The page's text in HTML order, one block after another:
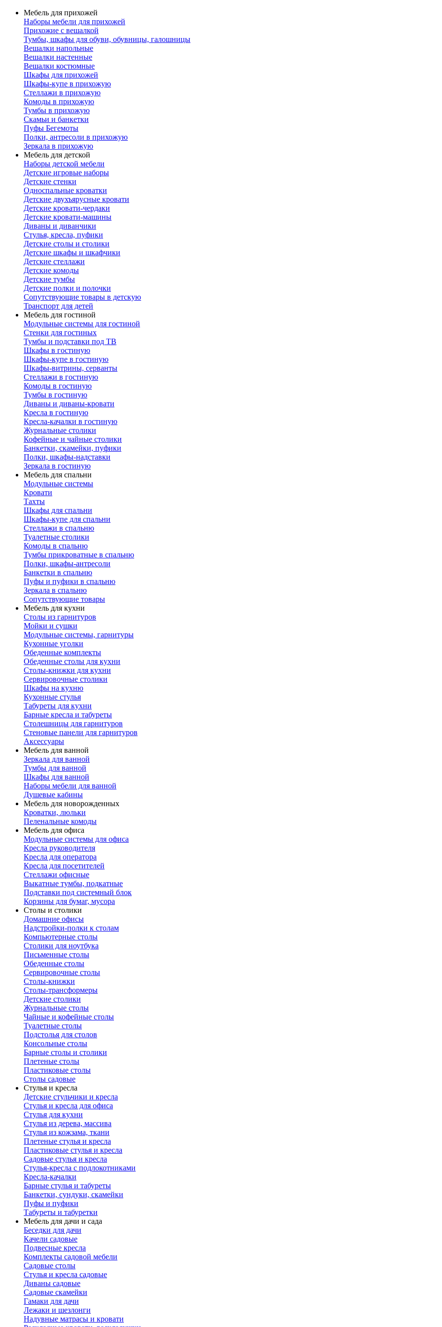
Мебель для прихожей
Наборы мебели для прихожей
Прихожие с вешалкой
Тумбы, шкафы для обуви, обувницы, галошницы
Вешалки напольные
Вешалки настенные
Вешалки костюмные
Шкафы для прихожей
Шкафы-купе в прихожую
Стеллажи в прихожую
Комоды в прихожую
Тумбы в прихожую
Скамьи и банкетки
Пуфы Бегемоты
Полки, антресоли в прихожую
Зеркала в прихожую
Мебель для детской
Наборы детской мебели
Детские игровые наборы
Детские стенки
Односпальные кроватки
Детские двухъярусные кровати
Детские кровати-чердаки
Детские кровати-машины
Диваны и диванчики
Стулья, кресла, пуфики
Детские столы и столики
Детские шкафы и шкафчики
Детские стеллажи
Детские комоды
Детские тумбы
Детские полки и полочки
Сопутствующие товары в детскую
Транспорт для детей
Мебель для гостиной
Модульные системы для гостиной
Стенки для гостиных
Тумбы и подставки под ТВ
Шкафы в гостиную
Шкафы-купе в гостиную
Шкафы-витрины, серванты
Стеллажи в гостиную
Комоды в гостиную
Тумбы в гостиную
Диваны и диваны-кровати
Кресла в гостиную
Кресла-качалки в гостиную
Журнальные столики
Кофейные и чайные столики
Банкетки, скамейки, пуфики
Полки, шкафы-надставки
Зеркала в гостиную
Мебель для спальни
Модульные системы
Кровати
Тахты
Шкафы для спальни
Шкафы-купе для спальни
Стеллажи в спальню
Туалетные столики
Комоды в спальню
Тумбы прикроватные в спальню
Полки, шкафы-антресоли
Банкетки в спальню
Пуфы и пуфики в спальню
Зеркала в спальню
Сопутствующие товары
Мебель для кухни
Столы из гарнитуров
Мойки и сушки
Модульные системы, гарнитуры
Кухонные уголки
Обеденные комплекты
Обеденные столы для кухни
Столы-книжки для кухни
Сервировочные столики
Шкафы на кухню
Кухонные стулья
Табуреты для кухни
Барные кресла и табуреты
Столешницы для гарнитуров
Стеновые панели для гарнитуров
Аксессуары
Мебель для ванной
Зеркала для ванной
Тумбы для ванной
Шкафы для ванной
Наборы мебели для ванной
Душевые кабины
Мебель для новорожденных
Кроватки, люльки
Пеленальные комоды
Мебель для офиса
Модульные системы для офиса
Кресла руководителя
Кресла для оператора
Кресла для посетителей
Стеллажи офисные
Выкатные тумбы, подкатные
Подставки под системный блок
Корзины для бумаг, мусора
Столы и столики
Домашние офисы
Надстройки-полки к столам
Компьютерные столы
Столики для ноутбука
Письменные столы
Обеденные столы
Сервировочные столы
Столы-книжки
Столы-трансформеры
Детские столики
Журнальные столы
Чайные и кофейные столы
Туалетные столы
Подстолья для столов
Консольные столы
Барные столы и столики
Плетеные столы
Пластиковые столы
Столы садовые
Стулья и кресла
Детские стульчики и кресла
Стулья и кресла для офиса
Стулья для кухни
Стулья из дерева, массива
Стулья из кожзама, ткани
Плетеные стулья и кресла
Пластиковые стулья и кресла
Садовые стулья и кресла
Стулья-кресла с подлокотниками
Кресла-качалки
Барные стулья и табуреты
Банкетки, сундуки, скамейки
Пуфы и пуфики
Табуреты и табуретки
Мебель для дачи и сада
Беседки для дачи
Качели садовые
Подвесные кресла
Комплекты садовой мебели
Садовые столы
Стулья и кресла садовые
Диваны садовые
Садовые скамейки
Гамаки для дачи
Лежаки и шезлонги
Надувные матрасы и кровати